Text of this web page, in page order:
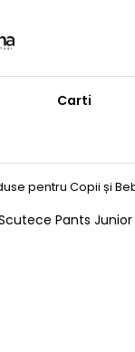
Carti
pentru Copii și